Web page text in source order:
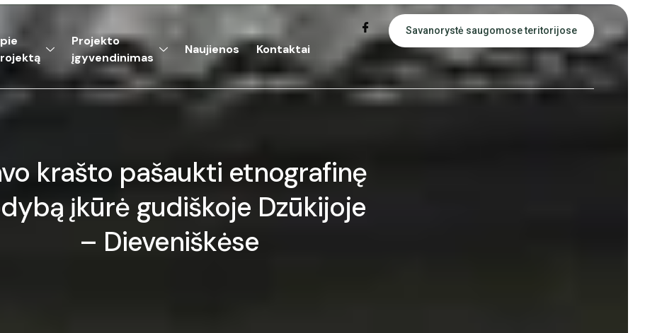
Projekto
įgyvendinimas
Naujienos Kontaktai
Savanorystė saugomose teritorijose
krašto pašaukti etnografinę
įkūrė gudiškoje Dzūkijoje
– Dieveniškėse